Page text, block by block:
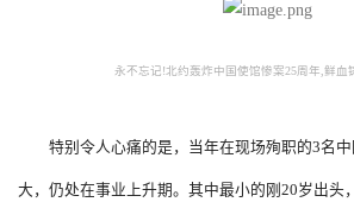
永不忘记!北约轰炸中国使馆惨案25周年,鲜血
特别令人心痛的是，当年在现场殉职的3名
大，仍处在事业上升期。其中最小的刚20岁出头